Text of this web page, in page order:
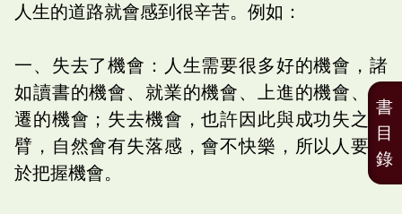
人生的道路就會感到很辛苦。例如：
一、失去了機會：人生需要很多好的機會，諸
如讀書的機會、就業的機會、上進的機會、升
遷的機會；失去機會，也許因此與成功失之交
臂，自然會有失落感，會不快樂，所以人要善
於把握機會。
書
目
錄